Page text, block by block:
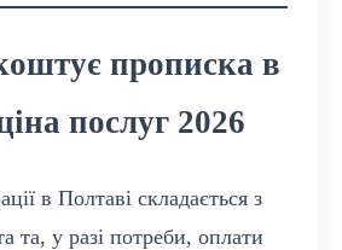
прописка в
послуг 2026
в Полтаві складається з
та, у разі потреби, оплати